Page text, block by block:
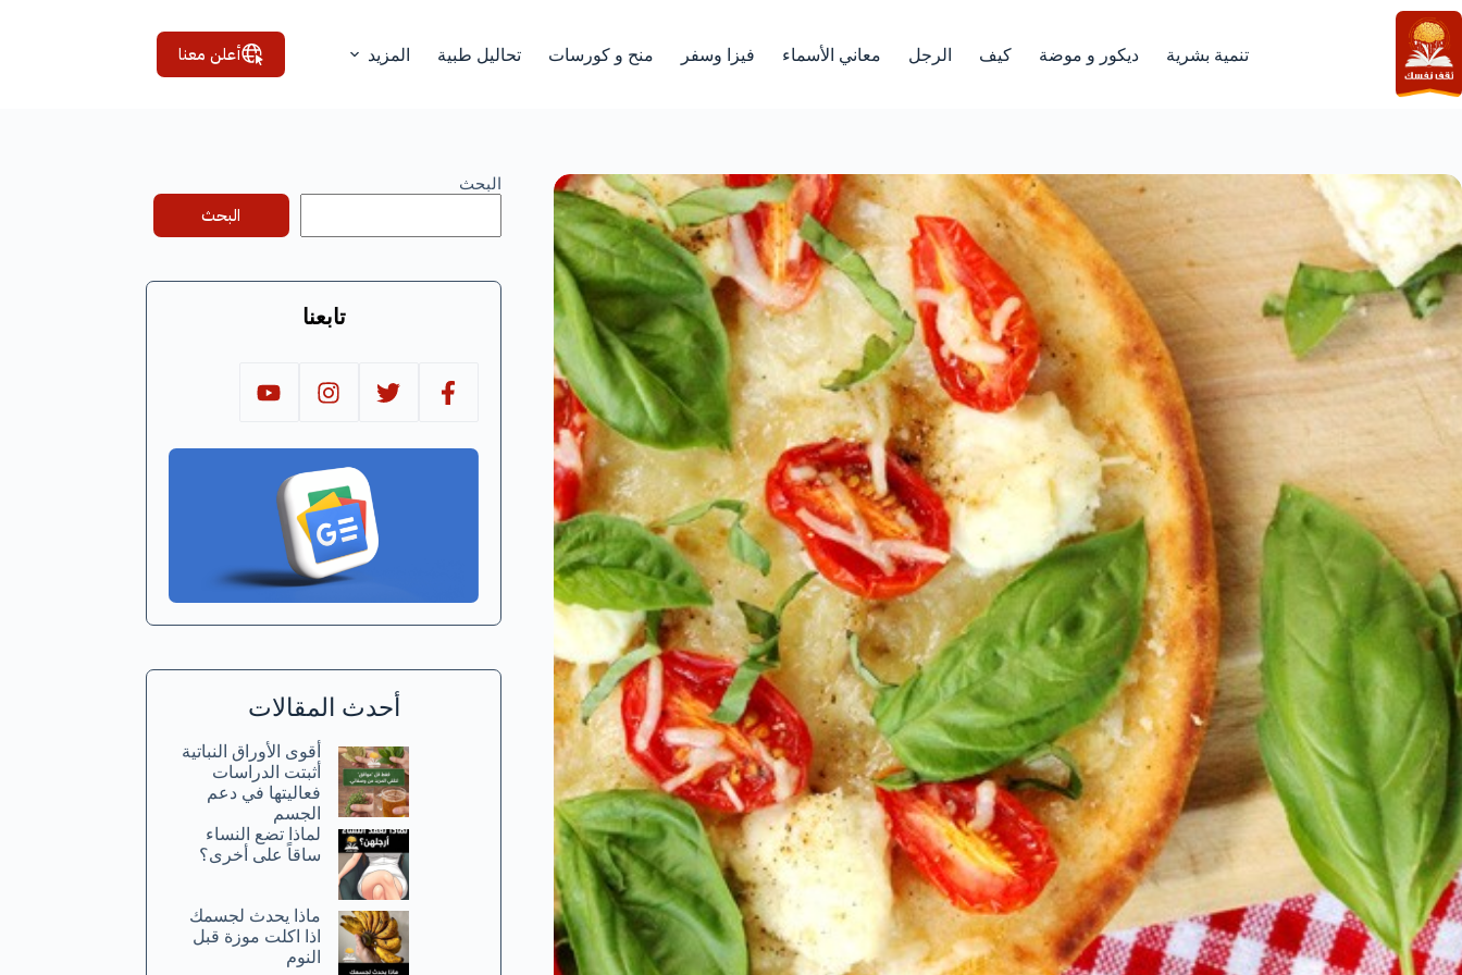
التجاوز
إلى
المحتوى
تنمية بشرية ديكور و موضة كيف الرجل معاني الأسماء فيزا وسفر منح و كورسات تحاليل طبية المزيد أعلن معنا
البحث
البحث
تابعنا
أحدث المقالات
أقوى الأوراق النباتية
أثبتت الدراسات
فعاليتها في دعم
الجسم
لماذا تضع النساء
ساقاً على أخرى؟
ماذا يحدث لجسمك
اذا اكلت موزة قبل
النوم